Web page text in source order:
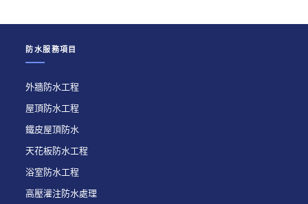
防水服務項目
外牆防水工程
屋頂防水工程
鐵皮屋頂防水
天花板防水工程
浴室防水工程
高壓灌注防水處理